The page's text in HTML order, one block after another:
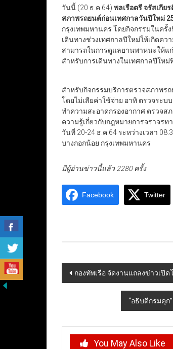
วันนี้ (20 ธ.ค.64) พลเรือตรี จรัสเกีย
สภาพรถยนต์ก่อนเทศกาลวันปีใหม่
กรุงเทพมหานคร โดยกิจกรรมในครั้
เดินทางช่วงเทศกาลปีใหม่ให้เกิดค
สามารถในการดูแลยานพาหนะให้แ
สำหรับการเดินทางในเทศกาลปีใหม่
สำหรับกิจกรรมบริการตรวจสภาพร
โดยไม่เสียค่าใช้จ่าย อาทิ ตรวจระ
ทำความสะอาดกรองอากาศ ตรวจ
ความรู้เกี่ยวกับกฎหมายการจราจร
วันที่ 20-24 ธ.ค.64 ระหว่างเวลา
บางกอกน้อย กรุงเทพมหานคร
มีผู้อ่านข่าวนี้แล้ว 2280 ครั้ง
Facebook Twitter
Post
navigation
กองทัพเรือ จัดงานแถลงข่าวเปิด
“อธิบดีกรมคุก
You May Also Like